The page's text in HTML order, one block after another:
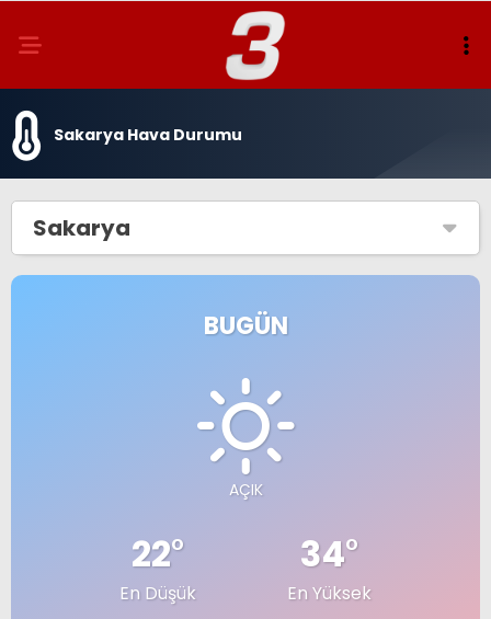
Sakarya Hava Durumu
Sakarya
BUGÜN
AÇIK
22°
En Düşük
34°
En Yüksek